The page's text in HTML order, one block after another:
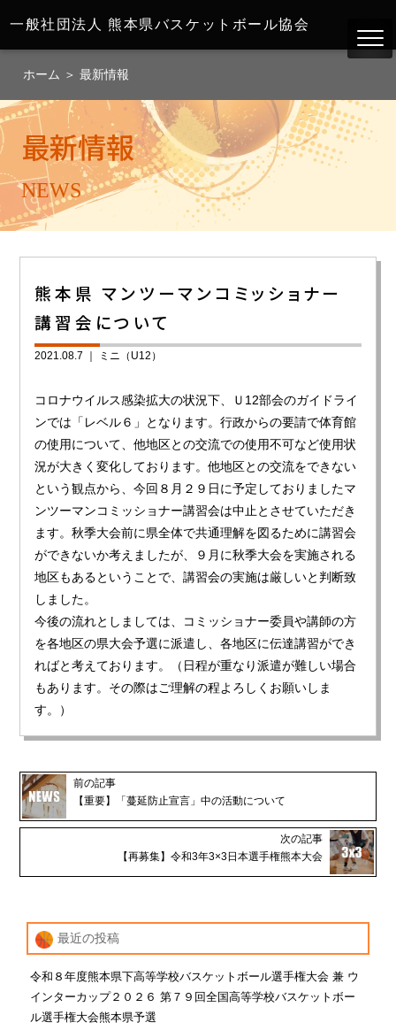
一般社団法人 熊本県バスケットボール協会
ホーム ＞ 最新情報
最新情報
NEWS
熊本県 マンツーマンコミッショナー
講習会について
2021.08.7 ｜ ミニ（U12）
コロナウイルス感染拡大の状況下、Ｕ12部会のガイドライ
ンでは「レベル６」となります。行政からの要請で体育館
の使用について、他地区との交流での使用不可など使用状
況が大きく変化しております。他地区との交流をできない
という観点から、今回８月２９日に予定しておりましたマ
ンツーマンコミッショナー講習会は中止とさせていただき
ます。秋季大会前に県全体で共通理解を図るために講習会
ができないか考えましたが、９月に秋季大会を実施される
地区もあるということで、講習会の実施は厳しいと判断致
しました。
今後の流れとしましては、コミッショナー委員や講師の方
を各地区の県大会予選に派遣し、各地区に伝達講習ができ
ればと考えております。（日程が重なり派遣が難しい場合
もあります。その際はご理解の程よろしくお願いしま
す。）
前の記事
【重要】「蔓延防止宣言」中の活動について
次の記事
【再募集】令和3年3×3日本選手権熊本大会
最近の投稿
令和８年度熊本県下高等学校バスケットボール選手権大会 兼 ウ
インターカップ２０２６ 第７９回全国高等学校バスケットボー
ル選手権大会熊本県予選